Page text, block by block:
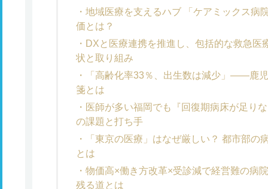
地域医療を支えるハブ 「ケアミックス病
価とは？
DXと医療連携を推進し、包括的な救急
状と取り組み
「高齢化率33％、出生数は減少」――鹿
箋とは
医師が多い福岡でも『回復期病床が足り
の課題と打ち手
「東京の医療」はなぜ厳しい？ 都市部の
とは
物価高×働き方改革×受診減で経営難の病
残る道とは